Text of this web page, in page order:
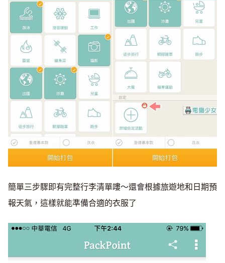
簡單三步驟即有完整行李清單嘍～還會根據旅遊地和日期預
報天氣，這樣就能準備合適的衣服了